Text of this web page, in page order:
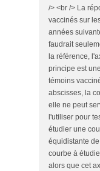
/> <br /> La
vaccinés sur
années
faudrait
la référence,
principe est
témoins
abscisses, la
elle ne peut
l'utiliser pour
étudier une
équidistante
courbe à
alors que cet